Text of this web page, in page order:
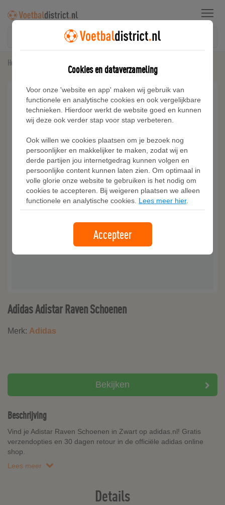
Menu
Home
Adidas Adistar Raven Schoenen
Merk: Adidas
Bekijken
Beschrijving
Vind je Adistar Raven Schoenen in Zwart op adidas.nl! Gratis
verzendopties en 30 dagen retour in de officiële adidas online
shop.
Lees meer
Details
Cookies en dataverzameling
Voor onze 'website en app' maken wij gebruik van
functionele en analytische cookies en ook vergelijkbare
technieken. Hierdoor werkt de website goed en kunnen
wij deze ook verder stap voor stap verbeteren.
Ook willen we cookies plaatsen om je bezoek nog
persoonlijker en makkelijker te maken, zodat wij en
derde partijen jou internetgedrag kunnen volgen en
persoonlijke content kunnen laten zien. Om optimaal in
volle glorie onze website te gebruiken is het nodig om
cookies te accepteren. Bij weigeren plaatsen we alleen
functionele en analytische cookies. Lees meer hier.
Accepteer